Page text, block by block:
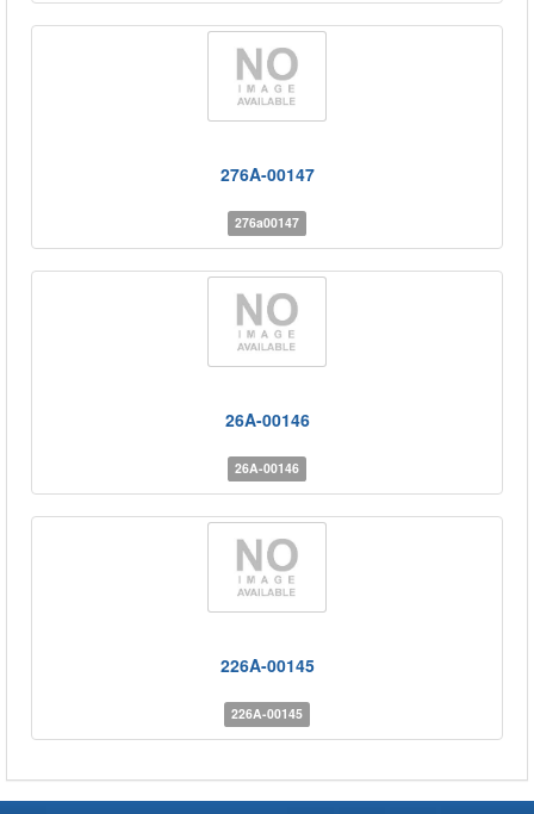
276A-00147
276a00147
26A-00146
26A-00146
226A-00145
226A-00145